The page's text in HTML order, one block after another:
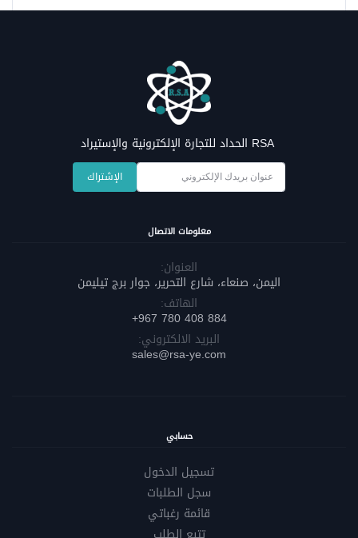
RSA الحداد للتجارة الإلكترونية والإستيراد
الإشتراك
معلومات الاتصال
العنوان:
اليمن، صنعاء، شارع التحرير، جوار برج تيليمن
الهاتف:
884 408 780 967+
البريد الالكتروني:
sales@rsa-ye.com
حسابي
تسجيل الدخول
سجل الطلبات
قائمة رغباتي